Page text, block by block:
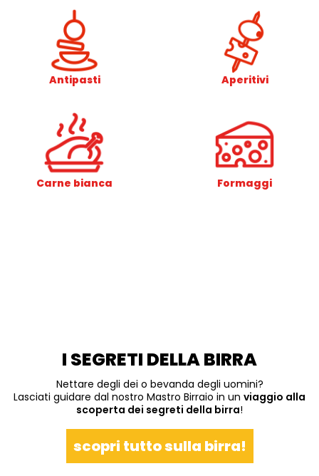
Antipasti Aperitivi
Carne bianca Formaggi
I SEGRETI DELLA BIRRA
Nettare degli dei o bevanda degli uomini?
Lasciati guidare dal nostro Mastro Birraio in un viaggio alla
scoperta dei segreti della birra!
scopri tutto sulla birra!